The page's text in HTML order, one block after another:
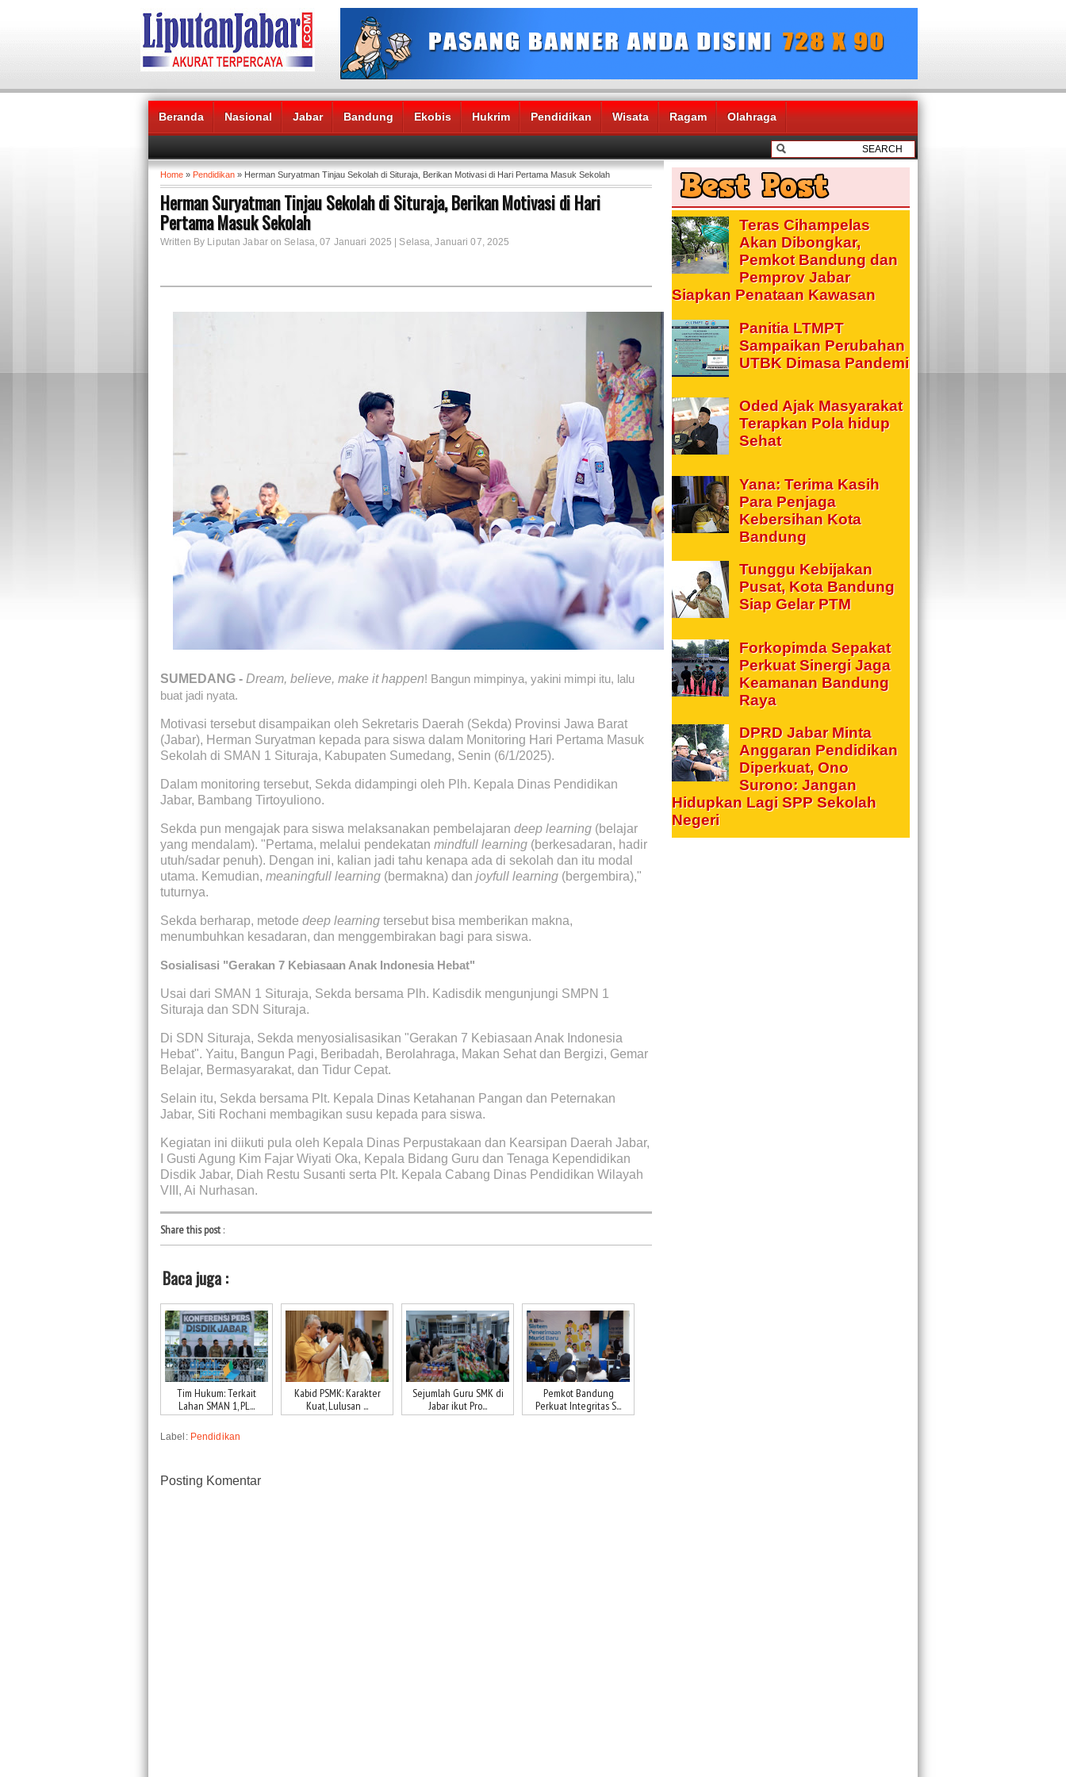
Beranda Nasional Jabar Bandung Ekobis Hukrim Pendidikan Wisata Ragam Olahraga
Headlines News :
Home » Pendidikan » Herman Suryatman Tinjau Sekolah di Situraja, Berikan Motivasi di Hari Pertama Masuk Sekolah
Herman Suryatman Tinjau Sekolah di Situraja, Berikan Motivasi di Hari
Pertama Masuk Sekolah
Written By Liputan Jabar on Selasa, 07 Januari 2025 | Selasa, Januari 07, 2025
SUMEDANG - Dream, believe, make it happen! Bangun mimpinya, yakini mimpi itu, lalu
buat jadi nyata.
Motivasi tersebut disampaikan oleh Sekretaris Daerah (Sekda) Provinsi Jawa Barat
(Jabar), Herman Suryatman kepada para siswa dalam Monitoring Hari Pertama Masuk
Sekolah di SMAN 1 Situraja, Kabupaten Sumedang, Senin (6/1/2025).
Dalam monitoring tersebut, Sekda didampingi oleh Plh. Kepala Dinas Pendidikan
Jabar, Bambang Tirtoyuliono.
Sekda pun mengajak para siswa melaksanakan pembelajaran deep learning (belajar
yang mendalam). "Pertama, melalui pendekatan mindfull learning (berkesadaran, hadir
utuh/sadar penuh). Dengan ini, kalian jadi tahu kenapa ada di sekolah dan itu modal
utama. Kemudian, meaningfull learning (bermakna) dan joyfull learning (bergembira),"
tuturnya.
Sekda berharap, metode deep learning tersebut bisa memberikan makna,
menumbuhkan kesadaran, dan menggembirakan bagi para siswa.
Sosialisasi "Gerakan 7 Kebiasaan Anak Indonesia Hebat"
Usai dari SMAN 1 Situraja, Sekda bersama Plh. Kadisdik mengunjungi SMPN 1
Situraja dan SDN Situraja.
Di SDN Situraja, Sekda menyosialisasikan "Gerakan 7 Kebiasaan Anak Indonesia
Hebat". Yaitu, Bangun Pagi, Beribadah, Berolahraga, Makan Sehat dan Bergizi, Gemar
Belajar, Bermasyarakat, dan Tidur Cepat.
Selain itu, Sekda bersama Plt. Kepala Dinas Ketahanan Pangan dan Peternakan
Jabar, Siti Rochani membagikan susu kepada para siswa.
Kegiatan ini diikuti pula oleh Kepala Dinas Perpustakaan dan Kearsipan Daerah Jabar,
I Gusti Agung Kim Fajar Wiyati Oka, Kepala Bidang Guru dan Tenaga Kependidikan
Disdik Jabar, Diah Restu Susanti serta Plt. Kepala Cabang Dinas Pendidikan Wilayah
VIII, Ai Nurhasan.
Share this post:
Baca juga :
Tim Hukum: Terkait
Lahan SMAN 1, PL...
Kabid PSMK: Karakter
Kuat, Lulusan ...
Sejumlah Guru SMK di
Jabar ikut Pro...
Pemkot Bandung
Perkuat Integritas S...
Label: Pendidikan
Posting Komentar
Teras Cihampelas
Akan Dibongkar,
Pemkot Bandung dan
Pemprov Jabar
Siapkan Penataan Kawasan
Panitia LTMPT
Sampaikan Perubahan
UTBK Dimasa Pandemi
Oded Ajak Masyarakat
Terapkan Pola hidup
Sehat
Yana: Terima Kasih
Para Penjaga
Kebersihan Kota
Bandung
Tunggu Kebijakan
Pusat, Kota Bandung
Siap Gelar PTM
Forkopimda Sepakat
Perkuat Sinergi Jaga
Keamanan Bandung
Raya
DPRD Jabar Minta
Anggaran Pendidikan
Diperkuat, Ono
Surono: Jangan
Hidupkan Lagi SPP Sekolah
Negeri